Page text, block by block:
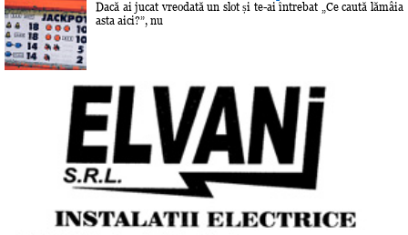
Dacă ai jucat vreodată un slot și te-ai întrebat „Ce caută lămâia
asta aici?”, nu